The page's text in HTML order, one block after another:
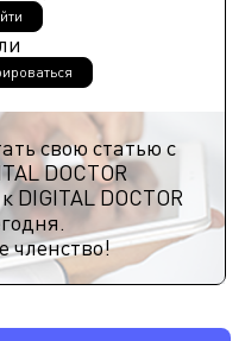
свою статью с
DOCTOR
DIGITAL DOCTOR
членство!